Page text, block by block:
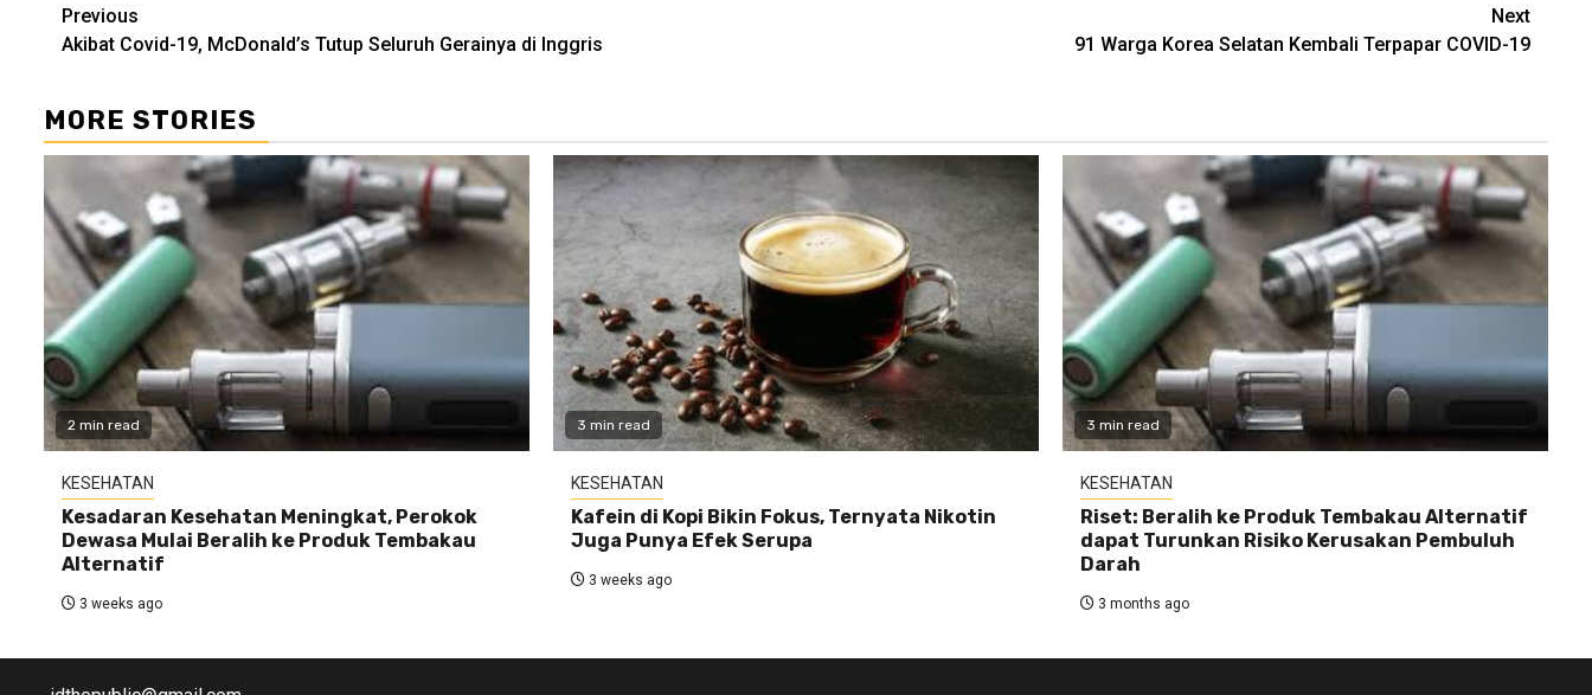
Continue
Reading
Previous
Akibat Covid-19, McDonald’s Tutup Seluruh Gerainya di Inggris
Next
91 Warga Korea Selatan Kembali Terpapar COVID-19
MORE STORIES
2 min read
KESEHATAN
Kesadaran Kesehatan Meningkat, Perokok
Dewasa Mulai Beralih ke Produk Tembakau
Alternatif
3 weeks ago
3 min read
KESEHATAN
Kafein di Kopi Bikin Fokus, Ternyata Nikotin
Juga Punya Efek Serupa
3 weeks ago
3 min read
KESEHATAN
Riset: Beralih ke Produk Tembakau Alternatif
dapat Turunkan Risiko Kerusakan Pembuluh
Darah
3 months ago